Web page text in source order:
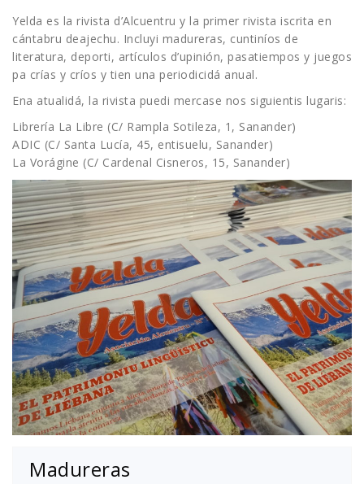
Yelda es la rivista d’Alcuentru y la primer rivista iscrita en
cántabru deajechu. Incluyi madureras, cuntiníos de
literatura, deporti, artículos d’upinión, pasatiempos y juegos
pa crías y críos y tien una periodicidá anual.
Ena atualidá, la rivista puedi mercase nos siguientis lugaris:
Librería La Libre (C/ Rampla Sotileza, 1, Sanander)
ADIC (C/ Santa Lucía, 45, entisuelu, Sanander)
La Vorágine (C/ Cardenal Cisneros, 15, Sanander)
Madureras